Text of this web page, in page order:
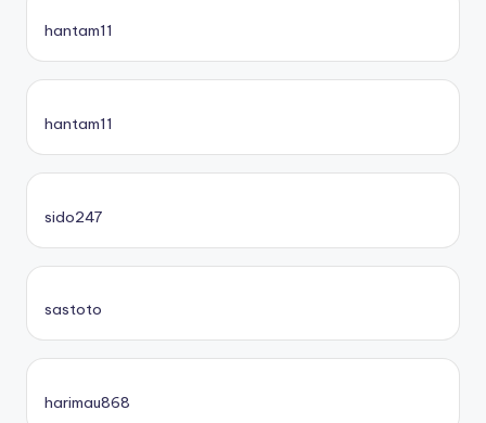
hantam11
hantam11
sido247
sastoto
harimau868